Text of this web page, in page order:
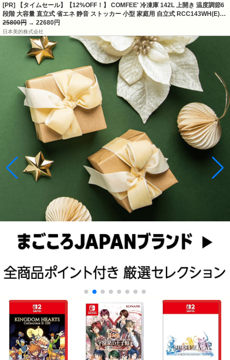
[PR] 【タイムセール】【12%OFF！】 COMFEE' 冷凍庫 142L 上開き 温度調節6
段階 大容量 直立式 省エネ 静音 ストッカー 小型 家庭用 自立式 RCC143WH(E)…
25800円 → 22680円
日本美的株式会社